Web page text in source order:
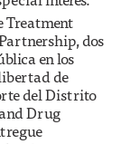
Treatment
dos
en los
de
del Distrito
Drug